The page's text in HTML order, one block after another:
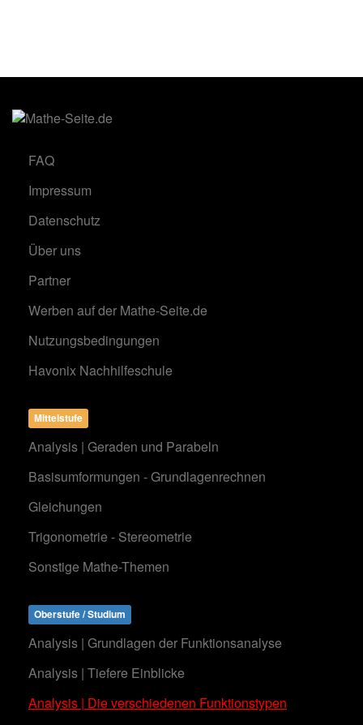
FAQ
Impressum
Datenschutz
Über uns
Partner
Werben auf der Mathe-Seite.de
Nutzungsbedingungen
Havonix Nachhilfeschule
Mittelstufe
Analysis | Geraden und Parabeln
Basisumformungen - Grundlagenrechnen
Gleichungen
Trigonometrie - Stereometrie
Sonstige Mathe-Themen
Oberstufe / Studium
Analysis | Grundlagen der Funktionsanalyse
Analysis | Tiefere Einblicke
Analysis | Die verschiedenen Funktionstypen